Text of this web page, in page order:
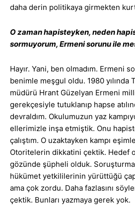
daha derin politikaya girmekten
O zaman hapisteyken, neden
sormuyorum, Ermeni sorunu ile
Hayır. Yani, ben olmadım. Ermeni
benimle meşgul oldu. 1980 yılında
müdürü Hrant Güzelyan Ermeni
gerekçesiyle tutuklanıp hapse
devraldım. Okulumuzun yaz
ellerimizle inşa etmiştik. Onu
çalıştım. O uzaktayken kampı
Otoritelerin dikkatini çektik. Hedef
gözünde şüpheli olduk.
hükümet yetkililerinin yürüttüğü
ama çok zordu. Daha fazlasını
çektik. Bunları yazmaya gerek yok.